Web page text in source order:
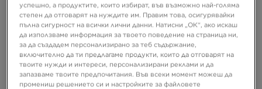
успешно, а продуктите, които избират, във възможно най-голяма
степен да отговарят на нуждите им. Правим това, осигурявайки
пълна сигурност на всички лични данни. Натисни „ОК“, ако искаш
да използваме информация за твоето поведение на страница ни,
за да създадем персонализирано за теб съдържание,
включително да ти предлагаме продукти, които да отговарят на
твоите нужди и интереси, персонализирани реклами и да
запазваме твоите предпочитания. Във всеки момент можеш да
промениш решението си и настройките за файловете